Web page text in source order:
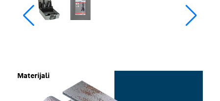
Materijali